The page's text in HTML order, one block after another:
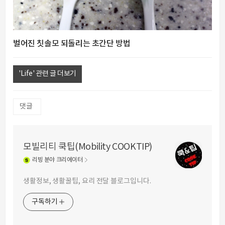
벌어진 칫솔모 되돌리는 초간단 방법
'Life' 관련 글 더보기
댓글
모빌리티 쿡팁(Mobility COOKTIP)
리빙 분야 크리에이터
생활정보, 생활꿀팁, 요리 전달 블로그입니다.
구독하기